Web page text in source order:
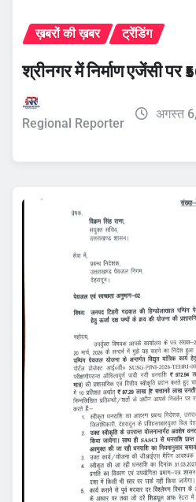
ख़बरों की ख़बर ट्रेंडिंग
श्रीनगर में निर्माण एजेंसी पर
Regional Reporter
अगस्त